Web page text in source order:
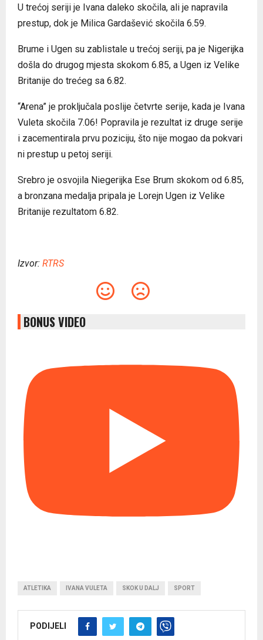
U trećoj seriji je Ivana daleko skočila, ali je napravila
prestup, dok je Milica Gardašević skočila 6.59.
Brume i Ugen su zablistale u trećoj seriji, pa je Nigerijka
došla do drugog mjesta skokom 6.85, a Ugen iz Velike
Britanije do trećeg sa 6.82.
“Arena” je proključala poslije četvrte serije, kada je Ivana
Vuleta skočila 7.06! Popravila je rezultat iz druge serije
i zacementirala prvu poziciju, što nije mogao da pokvari
ni prestup u petoj seriji.
Srebro je osvojila Niegerijka Ese Brum skokom od 6.85,
a bronzana medalja pripala je Lorejn Ugen iz Velike
Britanije rezultatom 6.82.
Izvor: RTRS
BONUS VIDEO
ATLETIKA IVANA VULETA SKOK U DALJ SPORT
PODIJELI